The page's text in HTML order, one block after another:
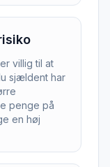
villig til at
sjældent har
penge på
en høj